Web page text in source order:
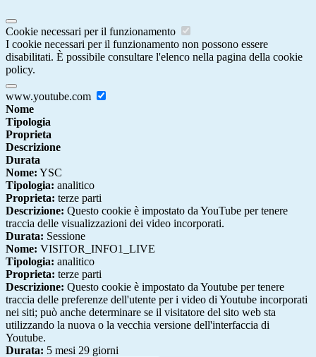
Cookie necessari per il funzionamento
I cookie necessari per il funzionamento non possono essere
disabilitati. È possibile consultare l'elenco nella pagina della cookie
policy.
www.youtube.com
Nome
Tipologia
Proprieta
Descrizione
Durata
Nome: YSC
Tipologia: analitico
Proprieta: terze parti
Descrizione: Questo cookie è impostato da YouTube per tenere
traccia delle visualizzazioni dei video incorporati.
Durata: Sessione
Nome: VISITOR_INFO1_LIVE
Tipologia: analitico
Proprieta: terze parti
Descrizione: Questo cookie è impostato da Youtube per tenere
traccia delle preferenze dell'utente per i video di Youtube incorporati
nei siti; può anche determinare se il visitatore del sito web sta
utilizzando la nuova o la vecchia versione dell'interfaccia di
Youtube.
Durata: 5 mesi 29 giorni